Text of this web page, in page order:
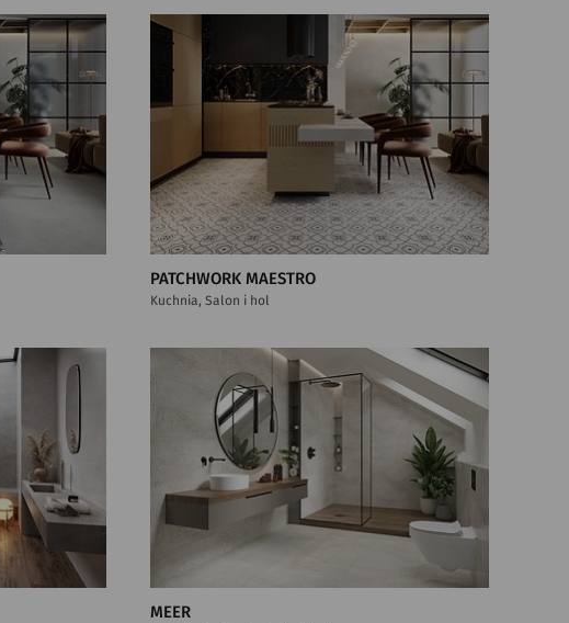
PATCHWORK MAESTRO
Kuchnia, Salon i hol
MEER